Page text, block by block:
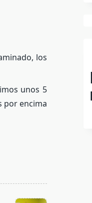
los
unos 5
por encima